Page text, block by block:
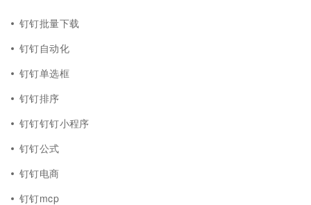
钉钉批量下载
钉钉自动化
钉钉单选框
钉钉排序
钉钉钉钉小程序
钉钉公式
钉钉电商
钉钉mcp